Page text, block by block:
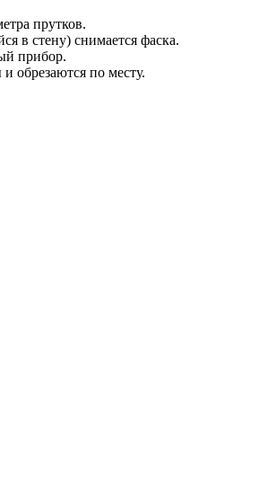
прутков.
в стену) снимается фаска.
прибор.
обрезаются по месту.